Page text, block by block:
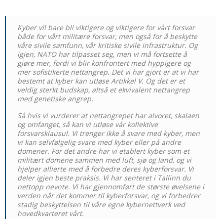
Kyber ​​vil bare bli viktigere og viktigere for vårt forsvar
både for vårt militære forsvar, men også for å beskytte
våre sivile samfunn, vår kritiske sivile infrastruktur. Og
igjen, NATO har tilpasset seg, men vi må fortsette å
gjøre mer, fordi vi blir konfrontert med hyppigere og
mer sofistikerte nettangrep. Det vi har gjort er at vi har
bestemt at kyber kan utløse Artikkel V. Og det er et
veldig sterkt budskap, altså et ekvivalent nettangrep
med genetiske angrep.
Så hvis vi vurderer at nettangrepet har alvoret, skalaen
og omfanget, så kan vi utløse vår kollektive
forsvarsklausul. Vi trenger ikke å svare med kyber, men
vi kan selvfølgelig svare med kyber eller på andre
domener. For det andre har vi etablert kyber som et
militært domene sammen med luft, sjø og land, og vi
hjelper allierte med å forbedre deres kyberforsvar. Vi
deler igjen beste praksis. Vi har senteret i Tallinn du
nettopp nevnte. Vi har gjennomført de største øvelsene i
verden når det kommer til kyberforsvar, og vi forbedrer
stadig beskyttelsen til våre egne kybernettverk ved
hovedkvarteret vårt.